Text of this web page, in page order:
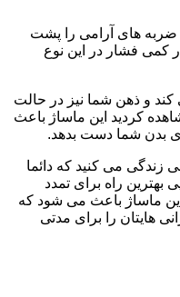
ضربه های آرامی را پشت
کمی فشار در این نوع
و ذهن شما نیز در حالت
کردید این ماساژ باعث
بدن شما دست بدهد.
زندگی می کنید که دائما
بهترین راه برای تمدد
ماساژ باعث می شود که
هایتان را برای مدتی